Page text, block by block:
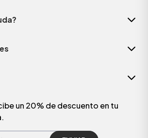
un 20% de descuento en tu